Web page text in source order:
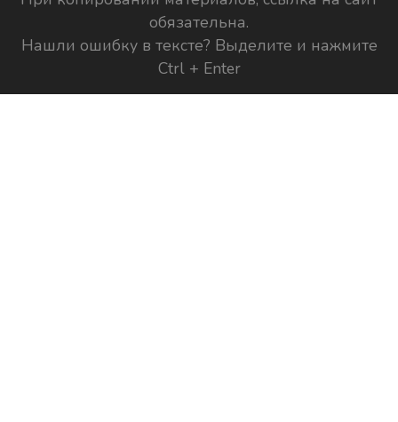
обязательна.
Нашли ошибку в тексте? Выделите и нажмите
Ctrl + Enter